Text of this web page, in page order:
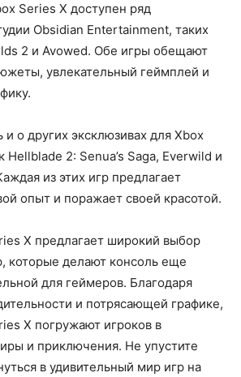
Series X доступен ряд
Obsidian Entertainment, таких
2 и Avowed. Обе игры обещают
увлекательный геймплей и
и о других эксклюзивах для Xbox
Hellblade 2: Senua’s Saga, Everwild и
из этих игр предлагает
опыт и поражает своей красотой.
X предлагает широкий выбор
которые делают консоль еще
для геймеров. Благодаря
и потрясающей графике,
X погружают игроков в
и приключения. Не упустите
в удивительный мир игр на